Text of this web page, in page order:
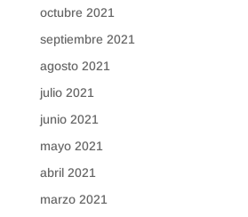
octubre 2021
septiembre 2021
agosto 2021
julio 2021
junio 2021
mayo 2021
abril 2021
marzo 2021